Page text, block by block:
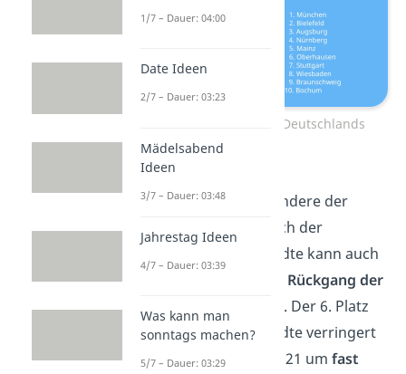
Sicherste Städte Deutschlands
Oberhausen
Ähnlich wie viele andere der
sichersten und auch der
gefährlichsten Städte kann auch
Rückgang der
Straftaten
melden. Der 6. Platz
der sichersten Städte verringert
seine Straftaten 2021 umfast
1/7 – Dauer: 04:00
Date Ideen
2/7 – Dauer: 03:23
Mädelsabend
Ideen
3/7 – Dauer: 03:48
Jahrestag Ideen
4/7 – Dauer: 03:39
Was kann man
sonntags machen?
5/7 – Dauer: 03:29